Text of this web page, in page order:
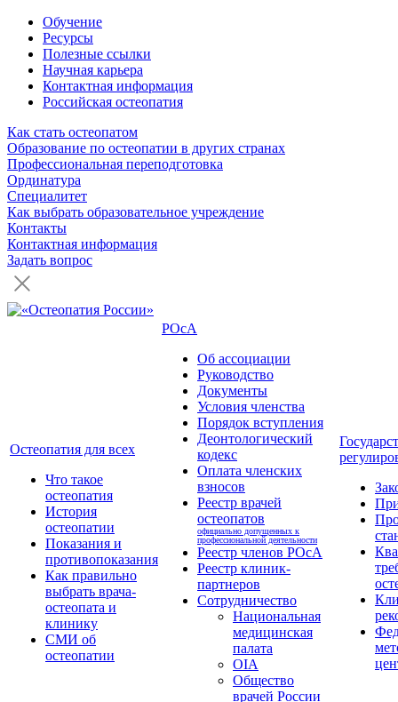
Обучение
Ресурсы
Полезные ссылки
Научная карьера
Контактная информация
Российская остеопатия
Как стать остеопатом
Образование по остеопатии в других странах
Профессиональная переподготовка
Ординатура
Специалитет
Как выбрать образовательное учреждение
Контакты
Контактная информация
Задать вопрос
Остеопатия для всех
Что такое
остеопатия
История
остеопатии
Показания и
противопоказания
Как правильно
выбрать врача-
остеопата и
клинику
СМИ об
остеопатии
РОсА
Об ассоциации
Руководство
Документы
Условия членства
Порядок вступления
Деонтологический
кодекс
Оплата членских
взносов
Реестр врачей
остеопатов
официально допущенных к
профессиональной деятельности
Реестр членов РОсА
Реестр клиник-
партнеров
Сотрудничество
Национальная
медицинская
палата
OIA
Общество
врачей России